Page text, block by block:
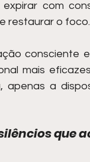
com
restaurar o foco.
consciente
mais
apenas a
que